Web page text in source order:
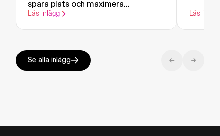
spara plats och maximera
elproduktionen
Läs inlägg Läs
Se alla inlägg